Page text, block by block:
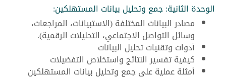
الوحدة الثانية: جمع وتحليل بيانات المستهلكين:
مصادر البيانات المختلفة (الاستبيانات، المراجعات،
وسائل التواصل الاجتماعي، التحليلات الرقمية).
أدوات وتقنيات تحليل البيانات
كيفية تفسير النتائج واستخلاص التفضيلات
أمثلة عملية على جمع وتحليل بيانات المستهلكين